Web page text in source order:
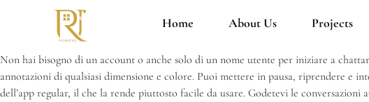
Home About Us Projects
Non hai bisogno di un account o anche solo di un nome utente per iniziare a
annotazioni di qualsiasi dimensione e colore. Puoi mettere in pausa, riprendere e
dell’app regular, il che la rende piuttosto facile da usare. Godetevi le